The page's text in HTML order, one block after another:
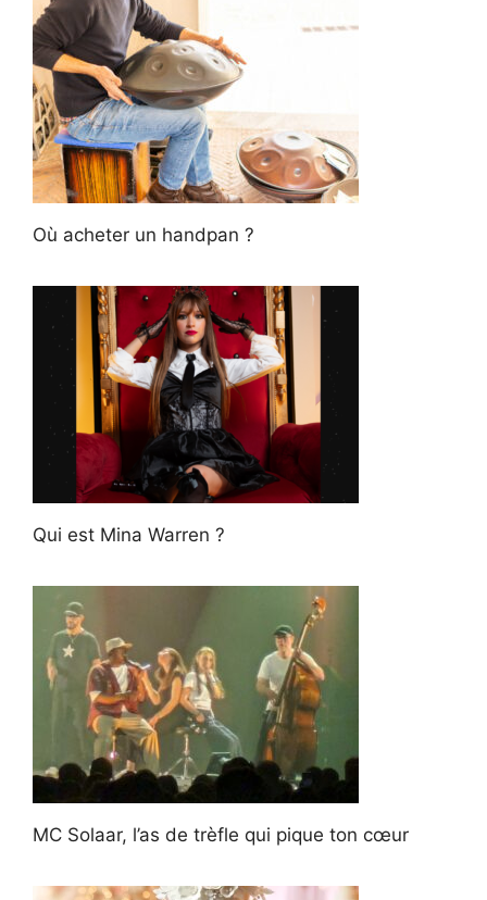
Où acheter un handpan ?
Qui est Mina Warren ?
MC Solaar, l’as de trèfle qui pique ton cœur